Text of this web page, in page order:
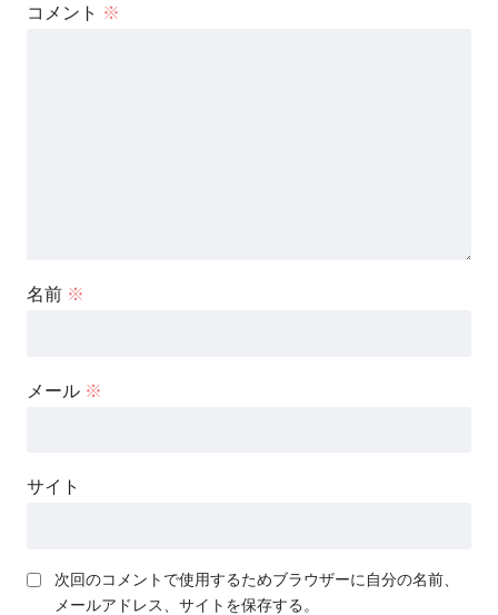
コメント ※
名前 ※
メール ※
サイト
次回のコメントで使用するためブラウザーに自分の名前、
メールアドレス、サイトを保存する。